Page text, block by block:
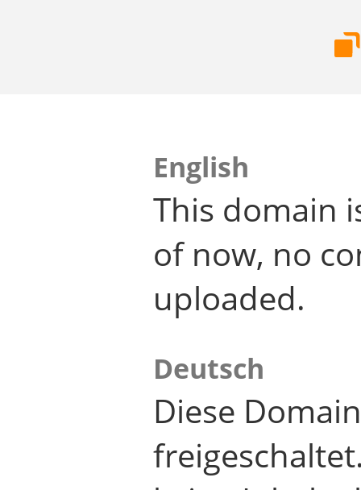
English
This domain
of now, no
uploaded.
Deutsch
Diese